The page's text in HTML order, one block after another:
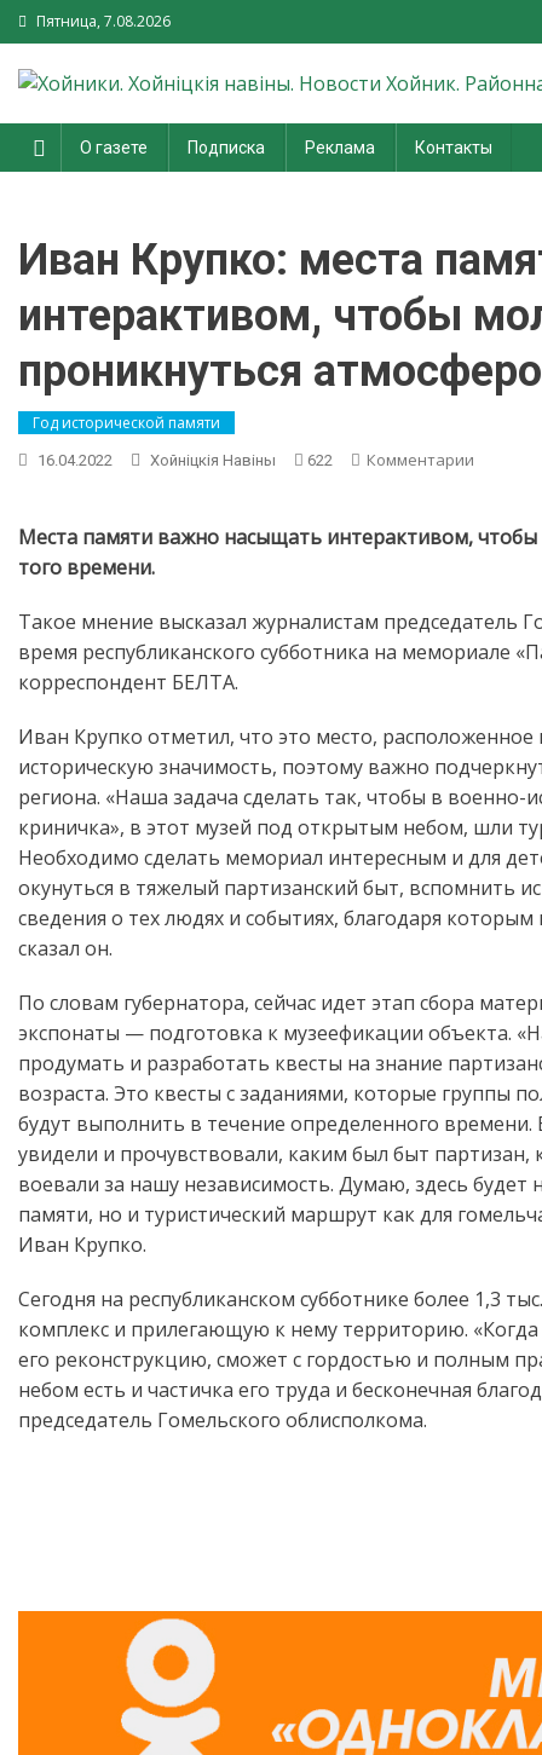
Пятница, 7.08.2026
Хойники. Хойнiцкiя навiны.
Новости Хойник. Районная
О газете Подписка Реклама Контакты
Иван Крупко: места
интерактивом, чтобы
проникнуться
Год исторической памяти
16.04.2022 Хойнiцкiя Навiны 622 Комментарии
места
чтобы
Места памяти важно насыщать интерактивом,
того времени.
Такое мнение высказал журналистам председатель
время республиканского субботника на мемориале
корреспондент БЕЛТА.
Иван Крупко отметил, что это место,
историческую значимость, поэтому важно
региона. «Наша задача сделать так, чтобы в военно-
криничка», в этот музей под открытым небом, шли
Необходимо сделать мемориал интересным и для
окунуться в тяжелый партизанский быт, вспомнить
сведения о тех людях и событиях, благодаря
сказал он.
По словам губернатора, сейчас идет этап сбора
экспонаты — подготовка к музеефикации объекта.
продумать и разработать квесты на знание
возраста. Это квесты с заданиями, которые группы
будут выполнить в течение определенного
увидели и прочувствовали, каким был быт
воевали за нашу независимость. Думаю, здесь
памяти, но и туристический маршрут как для
Иван Крупко.
Сегодня на республиканском субботнике более 1,3
комплекс и прилегающую к нему территорию.
его реконструкцию, сможет с гордостью и полным
небом есть и частичка его труда и бесконечная
председатель Гомельского облисполкома.